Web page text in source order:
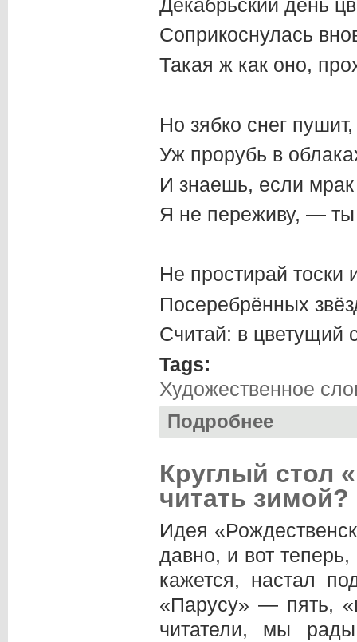
Декабрьский день
Соприкоснулась
Такая ж как оно,
Но зябко снег
Уж прорубь в
И знаешь, если
Я не переживу, —
Не простирай тоски
Посеребрённых
Считай: в
Tags:
Художественное
Подробнее
Круглый стол
читать зимой?
Идея
давно, и вот
кажется, настал
«Парусу» — пять,
читатели, мы